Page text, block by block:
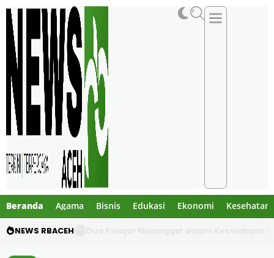
Beranda Agama Bisnis Edukasi Ekonomi Kesehatan
NEWS RBACEH